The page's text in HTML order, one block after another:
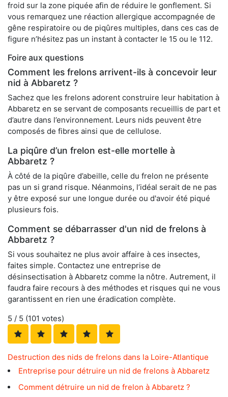
froid sur la zone piquée afin de réduire le gonflement. Si
vous remarquez une réaction allergique accompagnée de
gêne respiratoire ou de piqûres multiples, dans ces cas de
figure n’hésitez pas un instant à contacter le 15 ou le 112.
Foire aux questions
Comment les frelons arrivent-ils à concevoir leur
nid à Abbaretz ?
Sachez que les frelons adorent construire leur habitation à
Abbaretz en se servant de composants recueillis de part et
d’autre dans l’environnement. Leurs nids peuvent être
composés de fibres ainsi que de cellulose.
La piqûre d’un frelon est-elle mortelle à
Abbaretz ?
À côté de la piqûre d’abeille, celle du frelon ne présente
pas un si grand risque. Néanmoins, l’idéal serait de ne pas
y être exposé sur une longue durée ou d'avoir été piqué
plusieurs fois.
Comment se débarrasser d'un nid de frelons à
Abbaretz ?
Si vous souhaitez ne plus avoir affaire à ces insectes,
faites simple. Contactez une entreprise de
désinsectisation à Abbaretz comme la nôtre. Autrement, il
faudra faire recours à des méthodes et risques qui ne vous
garantissent en rien une éradication complète.
5 / 5 (101 votes)
Destruction des nids de frelons dans la Loire-Atlantique
Entreprise pour détruire un nid de frelons à Abbaretz
Comment détruire un nid de frelon à Abbaretz ?